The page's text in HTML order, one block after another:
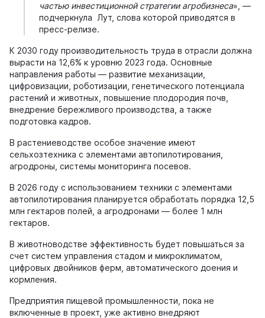
частью инвестиционной стратегии агробизнеса», —
подчеркнула Лут, слова которой приводятся в
пресс-релизе.
К 2030 году производительность труда в отрасли должна
вырасти на 12,6% к уровню 2023 года. Основные
направления работы — развитие механизации,
цифровизации, роботизации, генетического потенциала
растений и животных, повышение плодородия почв,
внедрение бережливого производства, а также
подготовка кадров.
В растениеводстве особое значение имеют
сельхозтехника с элементами автопилотирования,
агродроны, системы мониторинга посевов.
В 2026 году с использованием техники с элементами
автопилотирования планируется обработать порядка 12,5
млн гектаров полей, а агродронами — более 1 млн
гектаров.
В животноводстве эффективность будет повышаться за
счет систем управления стадом и микроклиматом,
цифровых двойников ферм, автоматического доения и
кормления.
Предприятия пищевой промышленности, пока не
включенные в проект, уже активно внедряют